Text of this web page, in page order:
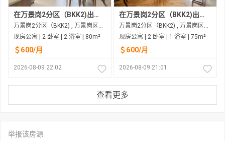
在万景岗2分区（BKK2)出租的现房公寓
万景岗2分区（BKK2) , 万景岗区（BKK) , 金边市
现房公寓 | 2 卧室 | 2 浴室 | 80m²
＄600/月
2026-08-09 22:02
在万景岗2分区（BKK2)出租的现房公寓
万景岗2分区（BKK2) , 万景岗区（BKK) , 金边市
现房公寓 | 2 卧室 | 1 浴室 | 75m²
＄600/月
2026-08-09 21:01
查看更多
举报该房源